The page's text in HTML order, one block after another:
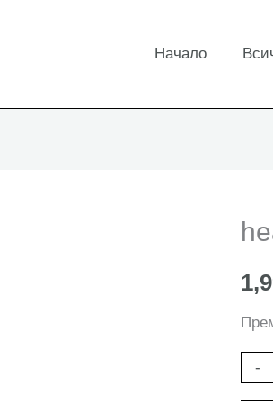
Начало
-